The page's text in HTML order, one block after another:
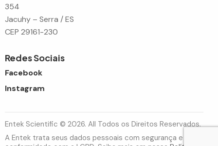
354
Jacuhy – Serra / ES
CEP 29161-230
Redes Sociais
Facebook
Instagram
Entek Scientific © 2026. All Todos os Direitos Reservados.
A Entek trata seus dados pessoais com segurança e em